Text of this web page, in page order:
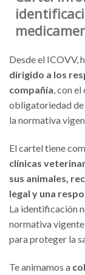
Desde el ICOVV,
dirigido a los
compañía, con
obligatoriedad de
la normativa
El cartel tiene
clínicas
sus animales,
legal y una
La identificación
normativa
para proteger la
Te animamos a